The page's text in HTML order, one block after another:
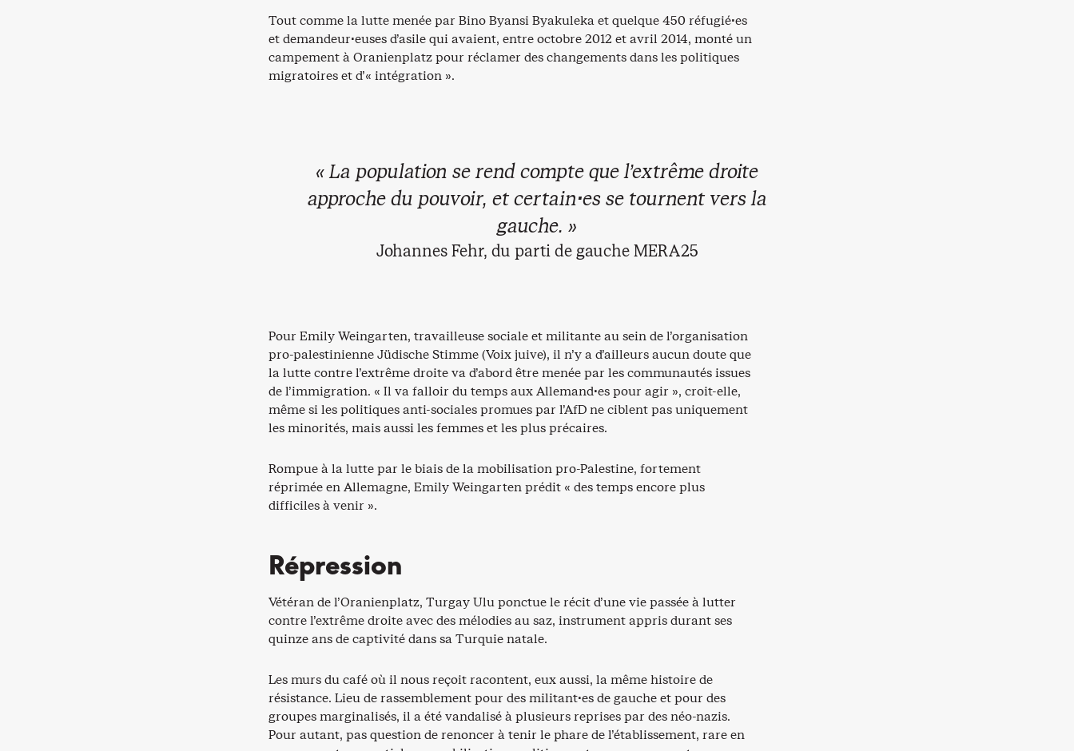
Tout comme la lutte menée par Bino Byansi Byakuleka et quelque 450 réfugié·es
et demandeur·euses d’asile qui avaient, entre octobre 2012 et avril 2014, monté un
campement à Oranienplatz pour réclamer des changements dans les politiques
migratoires et d’« intégration ».
« La population se rend compte que l’extrême droite
approche du pouvoir, et certain·es se tournent vers la
gauche. »
Johannes Fehr, du parti de gauche MERA25
Pour Emily Weingarten, travailleuse sociale et militante au sein de l’organisation
pro-palestinienne Jüdische Stimme (Voix juive), il n’y a d’ailleurs aucun doute que
la lutte contre l’extrême droite va d’abord être menée par les communautés issues
de l’immigration. « Il va falloir du temps aux Allemand·es pour agir », croit-elle,
même si les politiques anti-sociales promues par l’AfD ne ciblent pas uniquement
les minorités, mais aussi les femmes et les plus précaires.
Rompue à la lutte par le biais de la mobilisation pro-Palestine, fortement
réprimée en Allemagne, Emily Weingarten prédit « des temps encore plus
difficiles à venir ».
Répression
Vétéran de l’Oranienplatz, Turgay Ulu ponctue le récit d’une vie passée à lutter
contre l’extrême droite avec des mélodies au saz, instrument appris durant ses
quinze ans de captivité dans sa Turquie natale.
Les murs du café où il nous reçoit racontent, eux aussi, la même histoire de
résistance. Lieu de rassemblement pour des militant·es de gauche et pour des
groupes marginalisés, il a été vandalisé à plusieurs reprises par des néo-nazis.
Pour autant, pas question de renoncer à tenir le phare de l’établissement, rare en